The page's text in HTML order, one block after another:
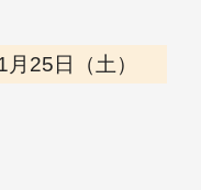
月25日（土）